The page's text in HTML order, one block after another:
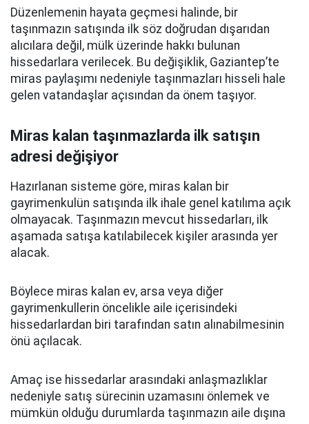
Düzenlemenin hayata geçmesi halinde, bir
taşınmazın satışında ilk söz doğrudan dışarıdan
alıcılara değil, mülk üzerinde hakkı bulunan
hissedarlara verilecek. Bu değişiklik, Gaziantep’te
miras paylaşımı nedeniyle taşınmazları hisseli hale
gelen vatandaşlar açısından da önem taşıyor.
Miras kalan taşınmazlarda ilk satışın
adresi değişiyor
Hazırlanan sisteme göre, miras kalan bir
gayrimenkulün satışında ilk ihale genel katılıma açık
olmayacak. Taşınmazın mevcut hissedarları, ilk
aşamada satışa katılabilecek kişiler arasında yer
alacak.
Böylece miras kalan ev, arsa veya diğer
gayrimenkullerin öncelikle aile içerisindeki
hissedarlardan biri tarafından satın alınabilmesinin
önü açılacak.
Amaç ise hissedarlar arasındaki anlaşmazlıklar
nedeniyle satış sürecinin uzamasını önlemek ve
mümkün olduğu durumlarda taşınmazın aile dışına